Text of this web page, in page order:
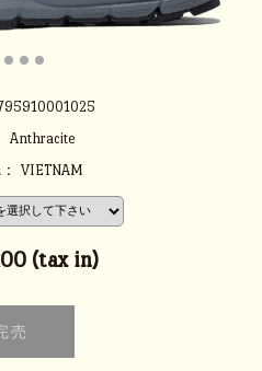
Anthracite
VIETNAM
(tax in)